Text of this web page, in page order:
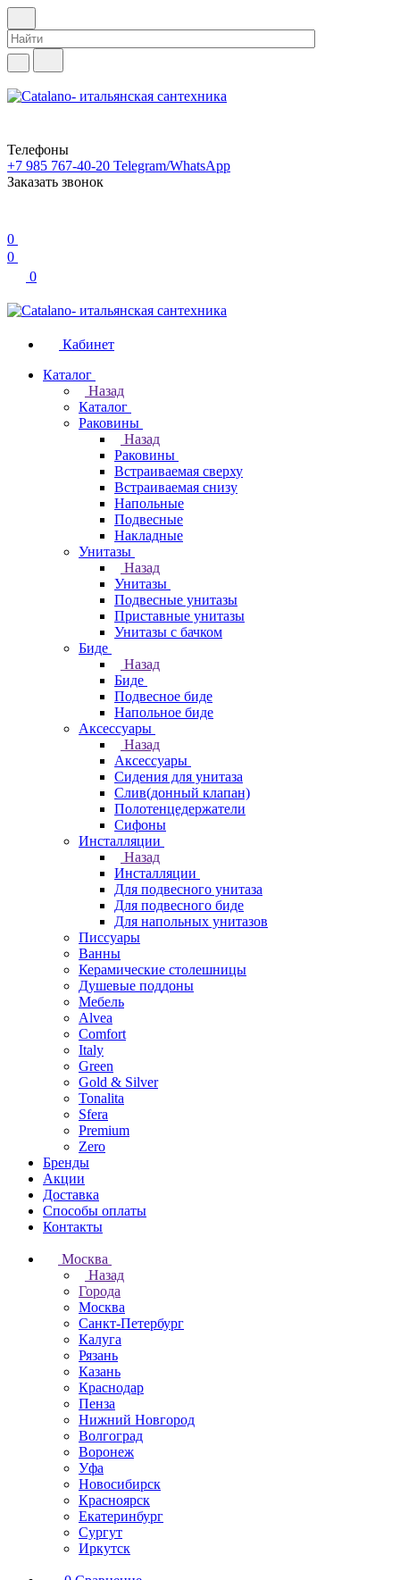
Телефоны
+7 985 767-40-20 Telegram/WhatsApp
Заказать звонок
0
0
0
Кабинет
Каталог
Назад
Каталог
Раковины
Назад
Раковины
Встраиваемая сверху
Встраиваемая снизу
Напольные
Подвесные
Накладные
Унитазы
Назад
Унитазы
Подвесные унитазы
Приставные унитазы
Унитазы с бачком
Биде
Назад
Биде
Подвесное биде
Напольное биде
Аксессуары
Назад
Аксессуары
Сидения для унитаза
Слив(донный клапан)
Полотенцедержатели
Сифоны
Инсталляции
Назад
Инсталляции
Для подвесного унитаза
Для подвесного биде
Для напольных унитазов
Писсуары
Ванны
Керамические столешницы
Душевые поддоны
Мебель
Alvea
Comfort
Italy
Green
Gold & Silver
Tonalita
Sfera
Premium
Zero
Бренды
Акции
Доставка
Способы оплаты
Контакты
Москва
Назад
Города
Москва
Санкт-Петербург
Калуга
Рязань
Казань
Краснодар
Пенза
Нижний Новгород
Волгоград
Воронеж
Уфа
Новосибирск
Красноярск
Екатеринбург
Сургут
Иркутск